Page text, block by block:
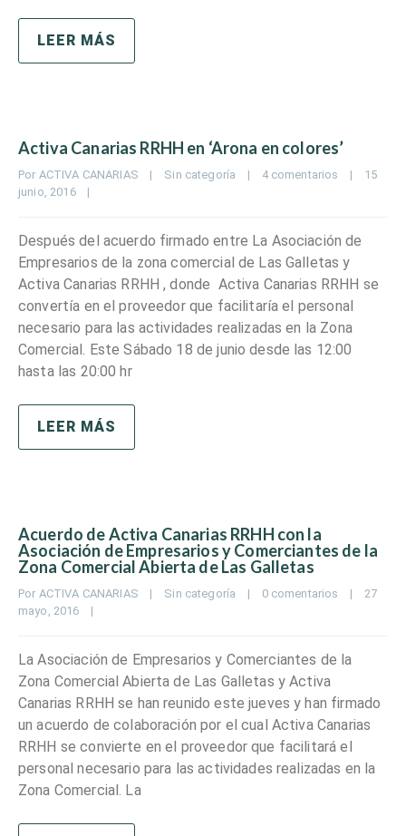
LEER MÁS
Activa Canarias RRHH en ‘Arona en colores’
Por ACTIVA CANARIAS | Sin categoría | 4 comentarios |
15
junio, 2016 |
Después del acuerdo firmado entre La Asociación de
Empresarios de la zona comercial de Las Galletas y
Activa Canarias RRHH , donde Activa Canarias RRHH se
convertía en el proveedor que facilitaría el personal
necesario para las actividades realizadas en la Zona
Comercial. Este Sábado 18 de junio desde las 12:00
hasta las 20:00 hr
LEER MÁS
Acuerdo de Activa Canarias RRHH con la
Asociación de Empresarios y Comerciantes de la
Zona Comercial Abierta de Las Galletas
Por ACTIVA CANARIAS | Sin categoría | 0 comentarios |
27
mayo, 2016 |
La Asociación de Empresarios y Comerciantes de la
Zona Comercial Abierta de Las Galletas y Activa
Canarias RRHH se han reunido este jueves y han firmado
un acuerdo de colaboración por el cual Activa Canarias
RRHH se convierte en el proveedor que facilitará el
personal necesario para las actividades realizadas en la
Zona Comercial. La